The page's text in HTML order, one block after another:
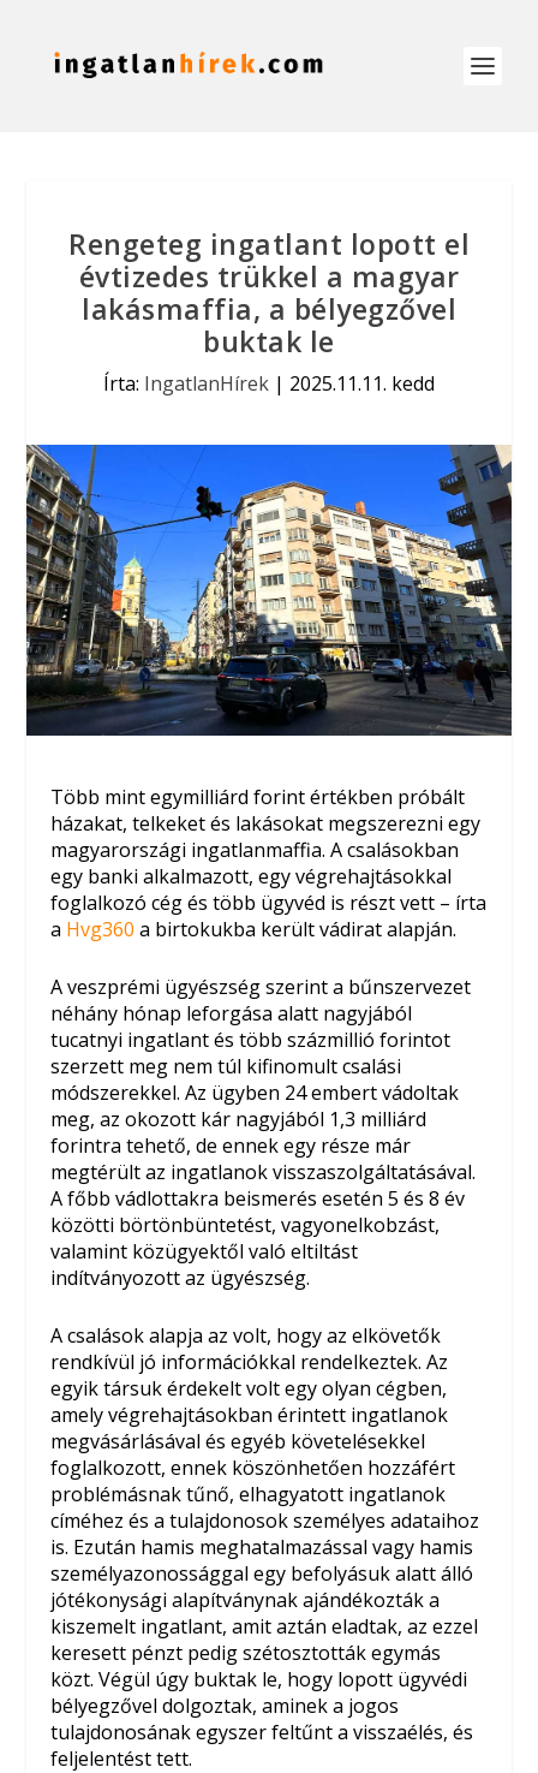
Rengeteg ingatlant lopott el
évtizedes trükkel a magyar
lakásmaffia, a bélyegzővel
buktak le
Írta: IngatlanHírek | 2025.11.11. kedd
Több mint egymilliárd forint értékben próbált
házakat, telkeket és lakásokat megszerezni egy
magyarországi ingatlanmaffia. A csalásokban
egy banki alkalmazott, egy végrehajtásokkal
foglalkozó cég és több ügyvéd is részt vett – írta
a Hvg360 a birtokukba került vádirat alapján.
A veszprémi ügyészség szerint a bűnszervezet
néhány hónap leforgása alatt nagyjából
tucatnyi ingatlant és több százmillió forintot
szerzett meg nem túl kifinomult csalási
módszerekkel. Az ügyben 24 embert vádoltak
meg, az okozott kár nagyjából 1,3 milliárd
forintra tehető, de ennek egy része már
megtérült az ingatlanok visszaszolgáltatásával.
A főbb vádlottakra beismerés esetén 5 és 8 év
közötti börtönbüntetést, vagyonelkobzást,
valamint közügyektől való eltiltást
indítványozott az ügyészség.
A csalások alapja az volt, hogy az elkövetők
rendkívül jó információkkal rendelkeztek. Az
egyik társuk érdekelt volt egy olyan cégben,
amely végrehajtásokban érintett ingatlanok
megvásárlásával és egyéb követelésekkel
foglalkozott, ennek köszönhetően hozzáfért
problémásnak tűnő, elhagyatott ingatlanok
címéhez és a tulajdonosok személyes adataihoz
is. Ezután hamis meghatalmazással vagy hamis
személyazonossággal egy befolyásuk alatt álló
jótékonysági alapítványnak ajándékozták a
kiszemelt ingatlant, amit aztán eladtak, az ezzel
keresett pénzt pedig szétosztották egymás
közt. Végül úgy buktak le, hogy lopott ügyvédi
bélyegzővel dolgoztak, aminek a jogos
tulajdonosának egyszer feltűnt a visszaélés, és
feljelentést tett.